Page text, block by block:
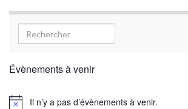
Évènements à venir
Il n’y a pas d’évènements à venir.